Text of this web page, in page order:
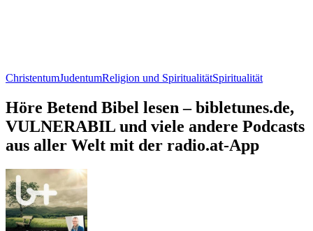
ChristentumJudentumReligion und SpiritualitätSpiritualität
Höre Betend Bibel lesen – bibletunes.de,
VULNERABIL und viele andere Podcasts
aus aller Welt mit der radio.at-App